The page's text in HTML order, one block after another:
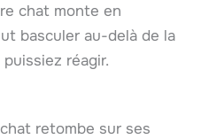
chat monte en
basculer au-delà de la
réagir.
retombe sur ses